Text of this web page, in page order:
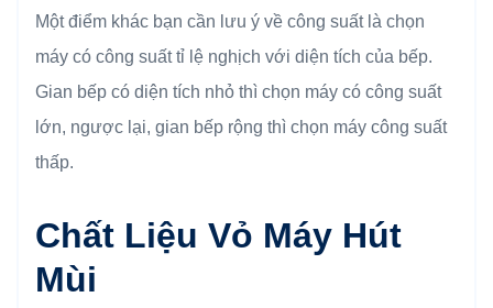
Một điểm khác bạn cần lưu ý về công suất là chọn
máy có công suất tỉ lệ nghịch với diện tích của bếp.
Gian bếp có diện tích nhỏ thì chọn máy có công suất
lớn, ngược lại, gian bếp rộng thì chọn máy công suất
thấp.
Chất Liệu Vỏ Máy Hút
Mùi